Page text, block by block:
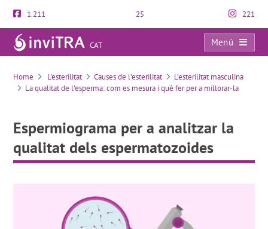
1.211 25 221
CAT
Menú
Espermiograma per a analitzar la qualitat dels espermatozoides
Home L'esterilitat Causes de l'esterilitat
L'esterilitat masculina
La qualitat de l'esperma: com es mesura i què fer per a millorar-la
Espermiograma per a analitzar la
qualitat dels espermatozoides